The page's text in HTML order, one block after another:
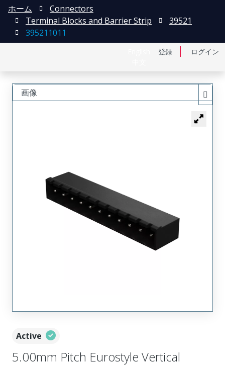
登録 ログイン
ホーム
Connectors
Terminal Blocks and Barrier Strip
39521
395211011
Active
5.00mm Pitch Eurostyle Vertical
画像